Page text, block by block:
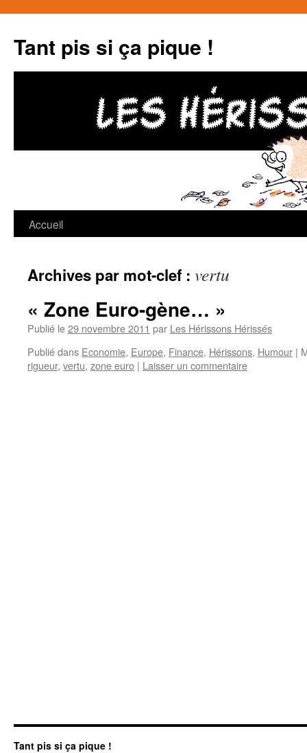
Tant pis si ça pique !
Aller
contenu
Accueil
Archives par mot-clef : vertu
« Zone Euro-gène… »
Publié le29 novembre 2011 par Les Hérissons Hérissés
Publié dans Economie, Europe, Finance, Hérissons, Humour |
rigueur, vertu, zone euro | Laisser un commentaire
Tant pis si ça pique !